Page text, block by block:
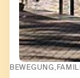
BEWEGUNG